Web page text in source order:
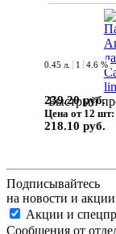
Быстрый
0.45 л. 1 4.6 %
239.20 руб.
Цена от 12 шт:
218.10 руб.
Подписывайтесь
на новости и акции
Акции и
Сообщения от